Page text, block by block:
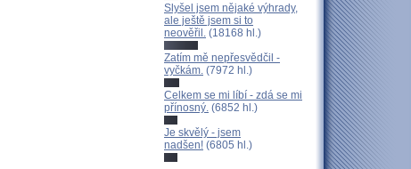
Slyšel jsem nějaké výhrady,
ale ještě jsem si to
neověřil. (18168 hl.)
Zatím mě nepřesvědčil -
vyčkám. (7972 hl.)
Celkem se mi líbí - zdá se mi
přínosný. (6852 hl.)
Je skvělý - jsem
nadšen! (6805 hl.)